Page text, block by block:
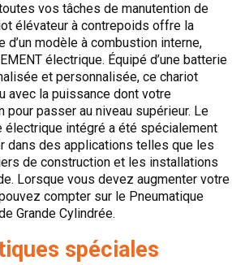
vos tâches de manutention de
élévateur à contrepoids offre la
d’un modèle à combustion interne,
électrique. Équipé d’une batterie
et personnalisée, ce chariot
avec la puissance dont votre
pour passer au niveau supérieur. Le
électrique intégré a été spécialement
dans des applications telles que les
de construction et les installations
Lorsque vous devez augmenter votre
compter sur le Pneumatique
Grande Cylindrée.
spéciales